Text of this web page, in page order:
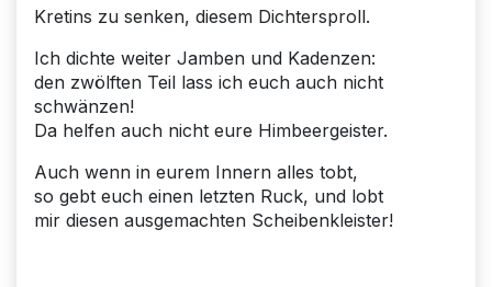
Kretins zu senken, diesem Dichtersproll.
Ich dichte weiter Jamben und Kadenzen:
den zwölften Teil lass ich euch auch nicht
schwänzen!
Da helfen auch nicht eure Himbeergeister.
Auch wenn in eurem Innern alles tobt,
so gebt euch einen letzten Ruck, und lobt
mir diesen ausgemachten Scheibenkleister!